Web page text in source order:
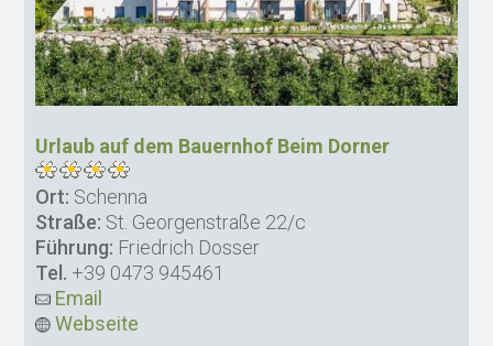
Urlaub auf dem Bauernhof Beim Dorner
Ort: Schenna
Straße: St. Georgenstraße 22/c
Führung: Friedrich Dosser
Tel. +39 0473 945461
Email
Webseite